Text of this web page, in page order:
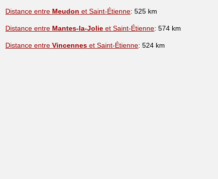
Distance entre Meudon et Saint-Étienne: 525 km
Distance entre Mantes-la-Jolie et Saint-Étienne: 574 km
Distance entreVincennes et Saint-Étienne: 524 km